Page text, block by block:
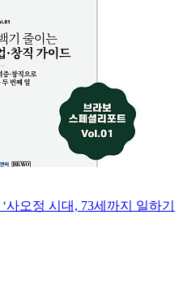
사오정 시대, 73세까지 일하기